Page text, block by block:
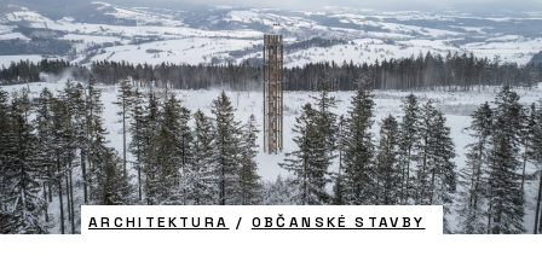
ARCHITEKTURA / OBČANSKÉ STAVBY